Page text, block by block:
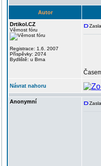
Autor
Drtikol.CZ
Věrnost fóru
Registrace: 1.6. 2007
Příspěvky: 2074
Bydliště: u Brna
Návrat nahoru
Anonymní